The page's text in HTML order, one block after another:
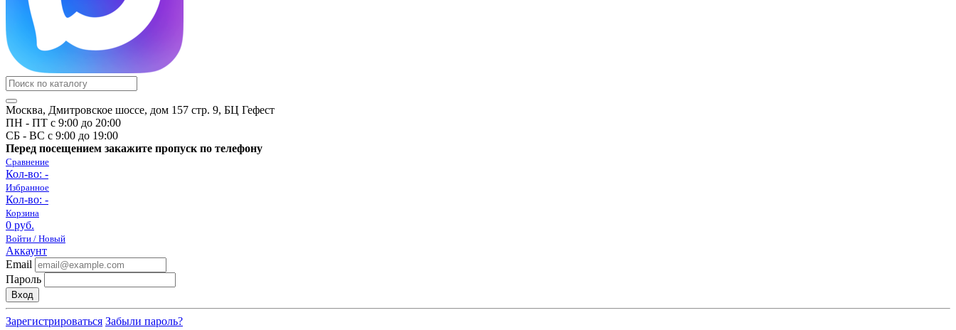
Москва, Дмитровское шоссе, дом 157 стр. 9, БЦ Гефест
ПН - ПТ с 9:00 до 20:00
СБ - ВС с 9:00 до 19:00
Перед посещением закажите пропуск по телефону
Сравнение
Кол-во: -
Избранное
Кол-во: -
Корзина
0 руб.
Войти / Новый
Аккаунт
Email
Пароль
Вход
Зарегистрироваться Забыли пароль?